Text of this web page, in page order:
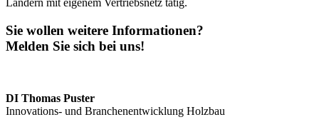
Ländern mit eigenem Vertriebsnetz tätig.
Sie wollen weitere Informationen?
Melden Sie sich bei uns!
DI Thomas Puster
Innovations- und Branchenentwicklung Holzbau